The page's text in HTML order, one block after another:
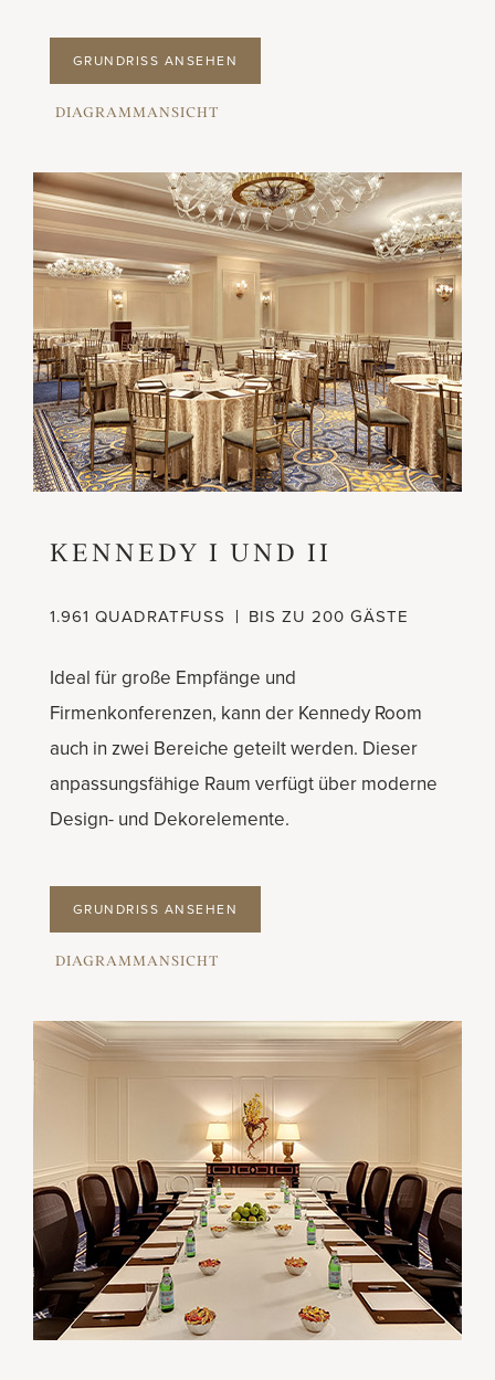
GRUNDRISS ANSEHEN
DIAGRAMMANSICHT
KENNEDY I UND II
1.961 QUADRATFUSS BIS ZU 200 GÄSTE
Ideal für große Empfänge und
Firmenkonferenzen, kann der Kennedy Room
auch in zwei Bereiche geteilt werden. Dieser
anpassungsfähige Raum verfügt über moderne
Design- und Dekorelemente.
GRUNDRISS ANSEHEN
DIAGRAMMANSICHT